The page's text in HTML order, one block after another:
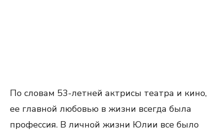
По словам 53-летней актрисы театра и кино,
ее главной любовью в жизни всегда была
профессия. В личной жизни Юлии все было